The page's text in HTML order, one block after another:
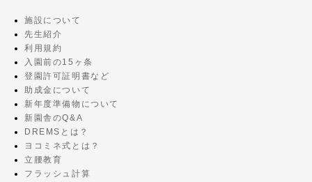
施設について
先生紹介
利用規約
入園前の15ヶ条
登園許可証明書など
助成金について
新年度準備物について
新園舎のQ&A
DREMSとは？
ヨコミネ式とは？
立腰教育
フラッシュ計算